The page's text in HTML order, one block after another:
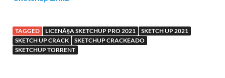
TAGGED LICENÃ§A SKETCHUP PRO 2021
SKETCH UP 2021
SKETCH UP CRACK
SKETCHUP CRACKEADO
SKETCHUP TORRENT